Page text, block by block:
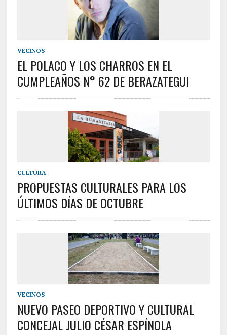
VECINOS
EL POLACO Y LOS CHARROS EN EL
CUMPLEAÑOS N° 62 DE BERAZATEGUI
CULTURA
PROPUESTAS CULTURALES PARA LOS
ÚLTIMOS DÍAS DE OCTUBRE
VECINOS
NUEVO PASEO DEPORTIVO Y CULTURAL
CONCEJAL JULIO CÉSAR ESPÍNOLA